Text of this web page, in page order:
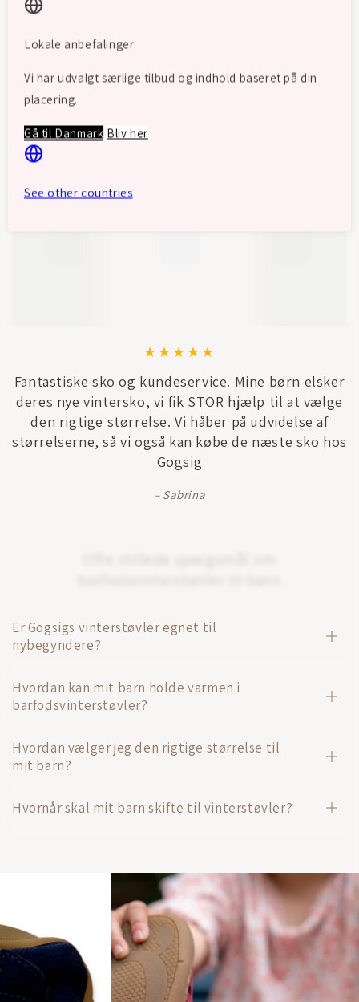
Lokale anbefalinger
Vi har udvalgt særlige tilbud og indhold baseret på din
placering.
Gå til Danmark Bliv her
See other countries
Det siger vores kunder
Fantastiske sko og kundeservice. Mine børn elsker
deres nye vintersko, vi fik STOR hjælp til at vælge
den rigtige størrelse. Vi håber på udvidelse af
størrelserne, så vi også kan købe de næste sko hos
Gogsig
Sabrina
Er Gogsigs vinterstøvler egnet til
nybegyndere?
Hvordan kan mit barn holde varmen i
barfodsvinterstøvler?
Hvordan vælger jeg den rigtige størrelse til
mit barn?
Hvornår skal mit barn skifte til vinterstøvler?